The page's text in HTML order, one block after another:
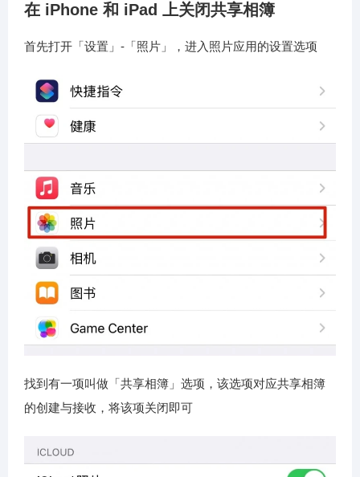
在 iPhone 和 iPad 上关闭共享相簿
首先打开「设置」-「照片」，进入照片应用的设置选项
找到有一项叫做「共享相簿」选项，该选项对应共享相簿
的创建与接收，将该项关闭即可